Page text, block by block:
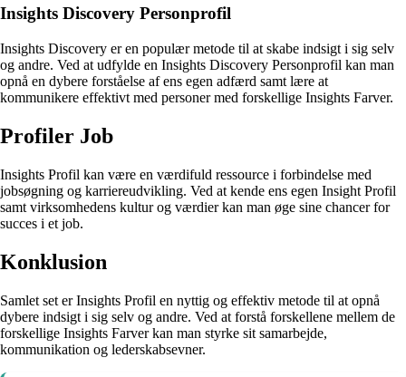
Insights Discovery Personprofil
Insights Discovery er en populær metode til at skabe indsigt i sig selv
og andre. Ved at udfylde en Insights Discovery Personprofil kan man
opnå en dybere forståelse af ens egen adfærd samt lære at
kommunikere effektivt med personer med forskellige Insights Farver.
Profiler Job
Insights Profil kan være en værdifuld ressource i forbindelse med
jobsøgning og karriereudvikling. Ved at kende ens egen Insight Profil
samt virksomhedens kultur og værdier kan man øge sine chancer for
succes i et job.
Konklusion
Samlet set er Insights Profil en nyttig og effektiv metode til at opnå
dybere indsigt i sig selv og andre. Ved at forstå forskellene mellem de
forskellige Insights Farver kan man styrke sit samarbejde,
kommunikation og lederskabsevner.